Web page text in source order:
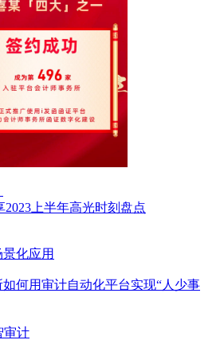
上半年高光时刻盘点
化应用
何用审计自动化平台实现“人少事
审计